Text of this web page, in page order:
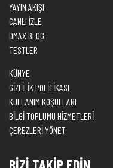
YAYIN AKIŞI
CANLI İZLE
DMAX BLOG
TESTLER
KÜNYE
GİZLİLİK POLİTİKASI
KULLANIM KOŞULLARI
BİLGİ TOPLUMU HİZMETLERİ
ÇEREZLERİ YÖNET